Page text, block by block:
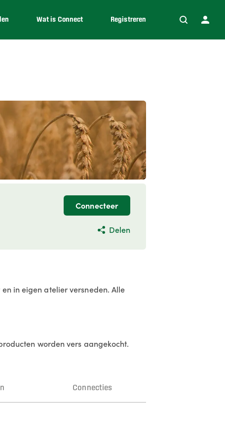
Wat is Connect Registreren
Connecteer
Delen
in eigen atelier versneden. Alle
worden vers aangekocht.
Connecties